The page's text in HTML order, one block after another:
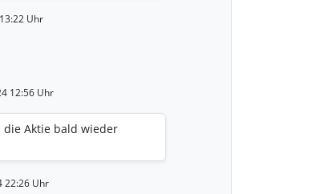
Uhr
12:56 Uhr
Aktie bald wieder
22:26 Uhr